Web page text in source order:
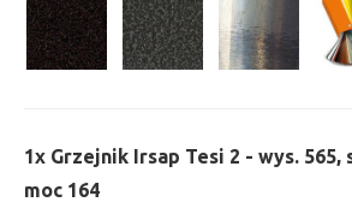
1x Grzejnik Irsap Tesi 2 - wys. 565,
moc 164